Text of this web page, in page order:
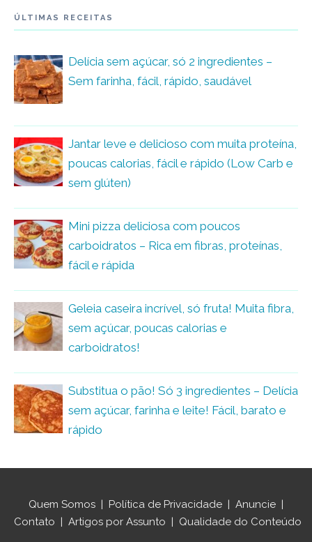
ÚLTIMAS RECEITAS
Delícia sem açúcar, só 2 ingredientes –
Sem farinha, fácil, rápido, saudável
Jantar leve e delicioso com muita proteína,
poucas calorias, fácil e rápido (Low Carb e
sem glúten)
Mini pizza deliciosa com poucos
carboidratos – Rica em fibras, proteínas,
fácil e rápida
Geleia caseira incrível, só fruta! Muita fibra,
sem açúcar, poucas calorias e
carboidratos!
Substitua o pão! Só 3 ingredientes – Delícia
sem açúcar, farinha e leite! Fácil, barato e
rápido
Quem Somos | Política de Privacidade | Anuncie |
Contato | Artigos por Assunto | Qualidade do Conteúdo